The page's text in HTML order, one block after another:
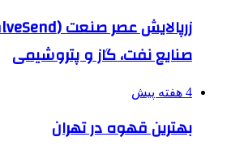
صنایع نفت، گاز و پتروشیمی
4 هفته پیش
بهترین قهوه در تهران